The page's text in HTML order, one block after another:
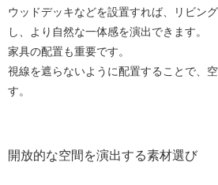
ウッドデッキなどを設置すれば、リビン
し、より自然な一体感を演出できます。
家具の配置も重要です。
視線を遮らないように配置することで、
す。
開放的な空間を演出する素材選び